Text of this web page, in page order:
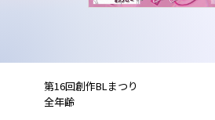
第16回創作BLまつり
全年齢